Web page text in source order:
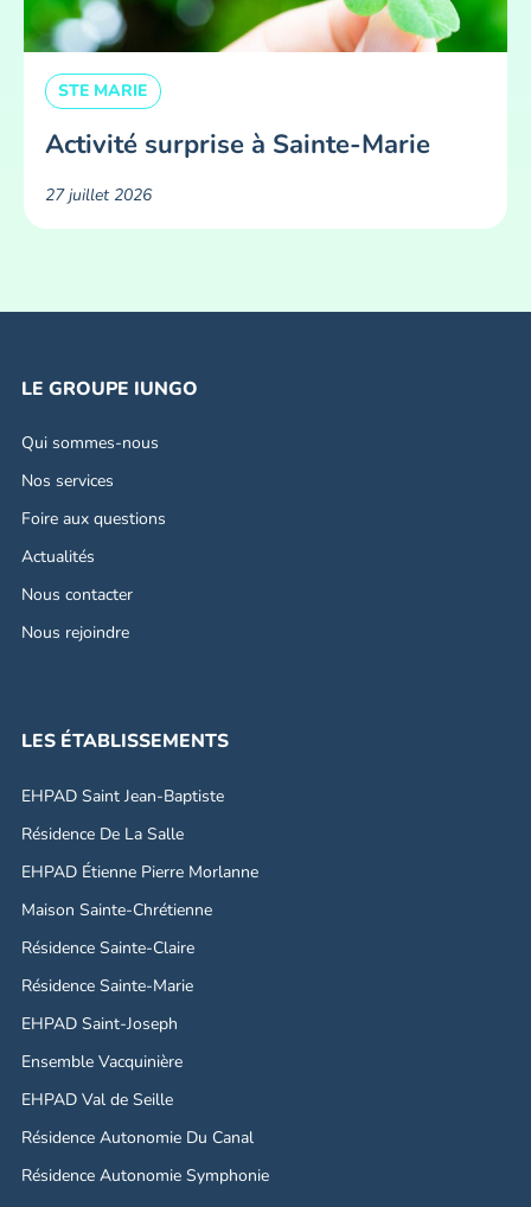
STE MARIE
Activité surprise à Sainte-Marie
27 juillet 2026
LE GROUPE IUNGO
Qui sommes-nous
Nos services
Foire aux questions
Actualités
Nous contacter
Nous rejoindre
LES ÉTABLISSEMENTS
EHPAD Saint Jean-Baptiste
Résidence De La Salle
EHPAD Étienne Pierre Morlanne
Maison Sainte-Chrétienne
Résidence Sainte-Claire
Résidence Sainte-Marie
EHPAD Saint-Joseph
Ensemble Vacquinière
EHPAD Val de Seille
Résidence Autonomie Du Canal
Résidence Autonomie Symphonie